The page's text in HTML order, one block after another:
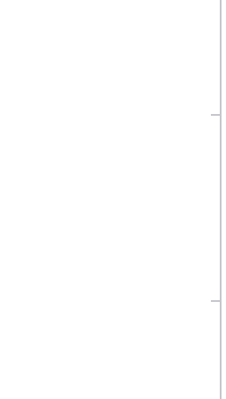
Il y rencontre Samy, un
quand arrive une voiture.
discuter avec le chauffeur
le tueur, devient un
mettre la main sur